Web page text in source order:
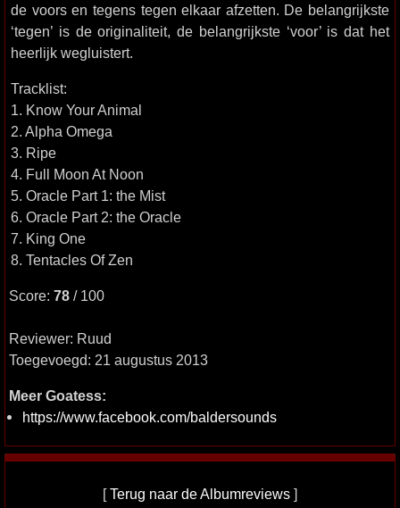
de voors en tegens tegen elkaar afzetten. De belangrijkste
‘tegen’ is de originaliteit, de belangrijkste ‘voor’ is dat het
heerlijk wegluistert.
Tracklist:
1. Know Your Animal
2. Alpha Omega
3. Ripe
4. Full Moon At Noon
5. Oracle Part 1: the Mist
6. Oracle Part 2: the Oracle
7. King One
8. Tentacles Of Zen
Score: 78 / 100
Reviewer: Ruud
Toegevoegd: 21 augustus 2013
Meer Goatess:
https://www.facebook.com/baldersounds
[Terug naar de Albumreviews ]